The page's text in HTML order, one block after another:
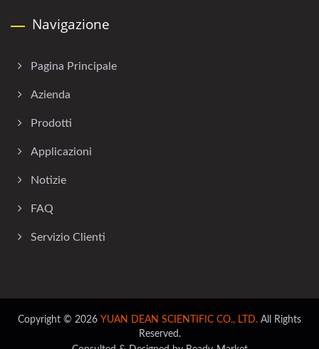
Navigazione
Pagina Principale
Azienda
Prodotti
Applicazioni
Notizie
FAQ
Servizio Clienti
Copyright © 2026 YUAN DEAN SCIENTIFIC CO., LTD. All Rights
Reserved.